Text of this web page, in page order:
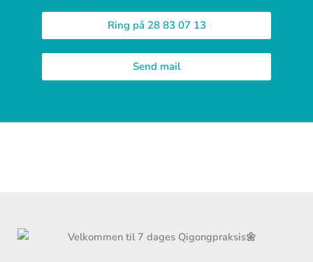
Ring på 28 83 07 13
Send mail